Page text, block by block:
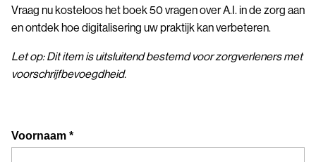
Vraag nu kosteloos het boek 50 vragen over A.I. in de zorg aan
en ontdek hoe digitalisering uw praktijk kan verbeteren.
Let op: Dit item is uitsluitend bestemd voor zorgverleners met
voorschrijfbevoegdheid.